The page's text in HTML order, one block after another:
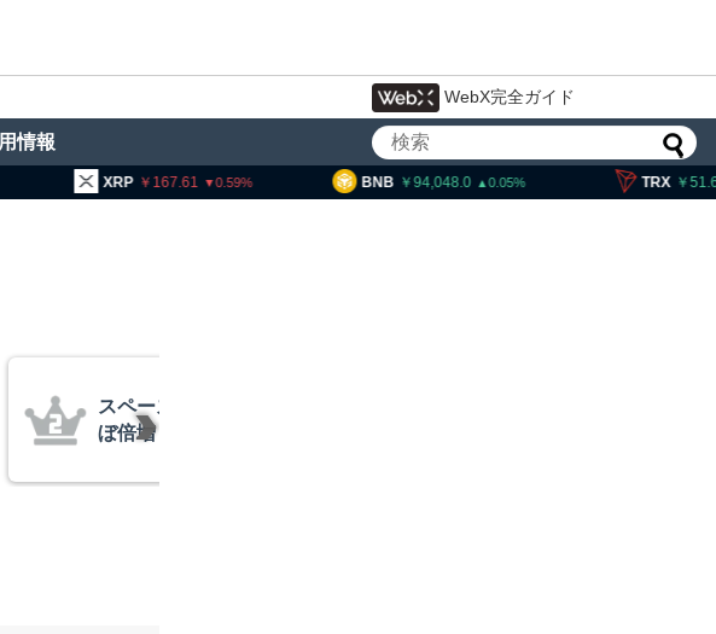
WebX完全ガイド
情報
BNB 94,048.0 TRX 51.68 0.4 SOL
中国主導のブロックチェーン規格、
ISOが新規承認 ドイツ、日本など